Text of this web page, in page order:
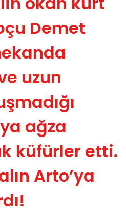
Demet
uzun
ağza
küfürler etti.
Arto’ya